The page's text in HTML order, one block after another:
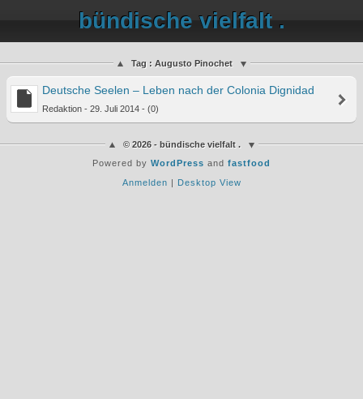
bündische vielfalt .
Tag : Augusto Pinochet
Deutsche Seelen – Leben nach der Colonia Dignidad
Redaktion - 29. Juli 2014 - (0)
© 2026 - bündische vielfalt .
Powered by WordPress and fastfood
Anmelden | Desktop View